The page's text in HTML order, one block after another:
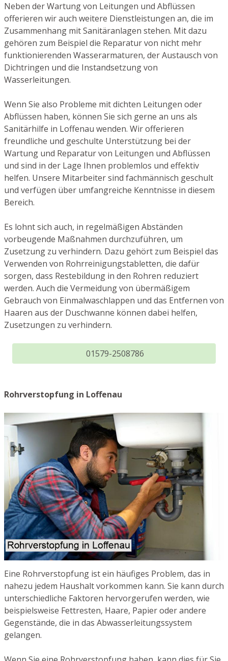
Neben der Wartung von Leitungen und Abflüssen
offerieren wir auch weitere Dienstleistungen an, die im
Zusammenhang mit Sanitäranlagen stehen. Mit dazu
gehören zum Beispiel die Reparatur von nicht mehr
funktionierenden Wasserarmaturen, der Austausch von
Dichtringen und die Instandsetzung von
Wasserleitungen.
Wenn Sie also Probleme mit dichten Leitungen oder
Abflüssen haben, können Sie sich gerne an uns als
Sanitärhilfe in Loffenau wenden. Wir offerieren
freundliche und geschulte Unterstützung bei der
Wartung und Reparatur von Leitungen und Abflüssen
und sind in der Lage Ihnen problemlos und effektiv
helfen. Unsere Mitarbeiter sind fachmännisch geschult
und verfügen über umfangreiche Kenntnisse in diesem
Bereich.
Es lohnt sich auch, in regelmäßigen Abständen
vorbeugende Maßnahmen durchzuführen, um
Zusetzung zu verhindern. Dazu gehört zum Beispiel das
Verwenden von Rohrreinigungstabletten, die dafür
sorgen, dass Restebildung in den Rohren reduziert
werden. Auch die Vermeidung von übermäßigem
Gebrauch von Einmalwaschlappen und das Entfernen von
Haaren aus der Duschwanne können dabei helfen,
Zusetzungen zu verhindern.
01579-2508786
Rohrverstopfung in Loffenau
Eine Rohrverstopfung ist ein häufiges Problem, das in
nahezu jedem Haushalt vorkommen kann. Sie kann durch
unterschiedliche Faktoren hervorgerufen werden, wie
beispielsweise Fettresten, Haare, Papier oder andere
Gegenstände, die in das Abwasserleitungssystem
gelangen.